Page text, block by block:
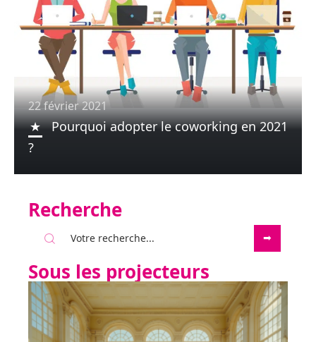
22 février 2021
Pourquoi adopter le coworking en 2021
?
Recherche
Sous les projecteurs